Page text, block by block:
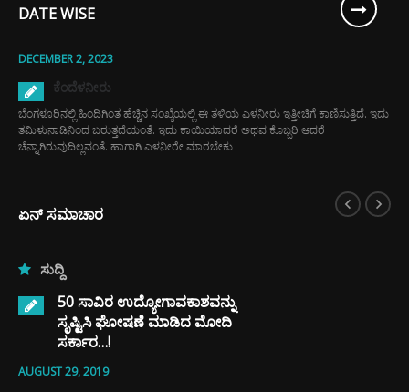
DATE WISE
DECEMBER 2, 2023
ಕೆಂದೆಳನೀರು
ಬೆಂಗಳೂರಿನಲ್ಲಿ ಹಿಂದಿಗಿಂತ ಹೆಚ್ಚಿನ ಸಂಖ್ಯೆಯಲ್ಲಿ ಈ ತಳಿಯ ಎಳನೀರು ಇತ್ತೀಚಿಗೆ ಕಾಣಿಸುತ್ತಿದೆ. ಇದು
ತಮಿಳುನಾಡಿನಿಂದ ಬರುತ್ತದೆಯಂತೆ. ಇದು ಕಾಯಿಯಾದರೆ ಅಥವ ಕೊಬ್ಬರಿ ಆದರೆ
ಚೆನ್ನಾಗಿರುವುದಿಲ್ಲವಂತೆ. ಹಾಗಾಗಿ ಎಳನೀರೇ ಮಾರಬೇಕು
ಏನ್ ಸಮಾಚಾರ
ಸುದ್ದಿ
50 ಸಾವಿರ ಉದ್ಯೋಗಾವಕಾಶವನ್ನು
ಸೃಷ್ಟಿಸಿ ಘೋಷಣೆ ಮಾಡಿದ ಮೋದಿ
ಸರ್ಕಾರ…!
AUGUST 29, 2019